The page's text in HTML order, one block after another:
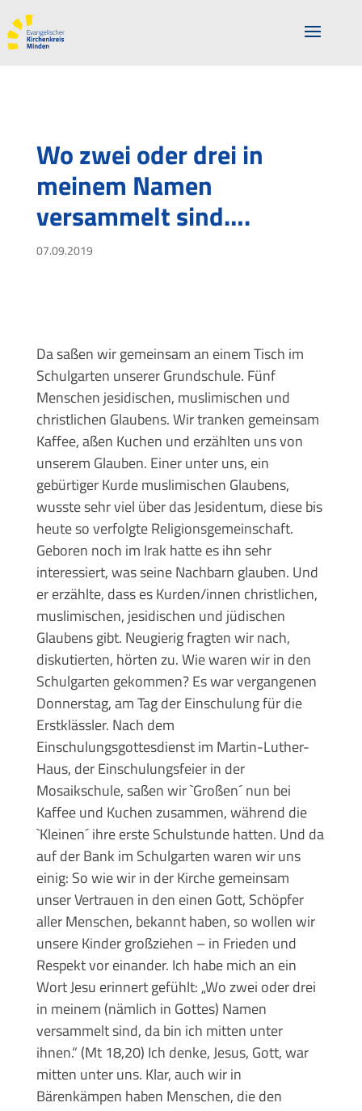
Wo zwei oder drei in
meinem Namen
versammelt sind….
07.09.2019
Da saßen wir gemeinsam an einem Tisch im
Schulgarten unserer Grundschule. Fünf
Menschen jesidischen, muslimischen und
christlichen Glaubens. Wir tranken gemeinsam
Kaffee, aßen Kuchen und erzählten uns von
unserem Glauben. Einer unter uns, ein
gebürtiger Kurde muslimischen Glaubens,
wusste sehr viel über das Jesidentum, diese bis
heute so verfolgte Religionsgemeinschaft.
Geboren noch im Irak hatte es ihn sehr
interessiert, was seine Nachbarn glauben. Und
er erzählte, dass es Kurden/innen christlichen,
muslimischen, jesidischen und jüdischen
Glaubens gibt. Neugierig fragten wir nach,
diskutierten, hörten zu. Wie waren wir in den
Schulgarten gekommen? Es war vergangenen
Donnerstag, am Tag der Einschulung für die
Erstklässler. Nach dem
Einschulungsgottesdienst im Martin-Luther-
Haus, der Einschulungsfeier in der
Mosaikschule, saßen wir `Großen´ nun bei
Kaffee und Kuchen zusammen, während die
`Kleinen´ ihre erste Schulstunde hatten. Und da
auf der Bank im Schulgarten waren wir uns
einig: So wie wir in der Kirche gemeinsam
unser Vertrauen in den einen Gott, Schöpfer
aller Menschen, bekannt haben, so wollen wir
unsere Kinder großziehen – in Frieden und
Respekt vor einander. Ich habe mich an ein
Wort Jesu erinnert gefühlt: „Wo zwei oder drei
in meinem (nämlich in Gottes) Namen
versammelt sind, da bin ich mitten unter
ihnen.“ (Mt 18,20) Ich denke, Jesus, Gott, war
mitten unter uns. Klar, auch wir in
Bärenkämpen haben Menschen, die den